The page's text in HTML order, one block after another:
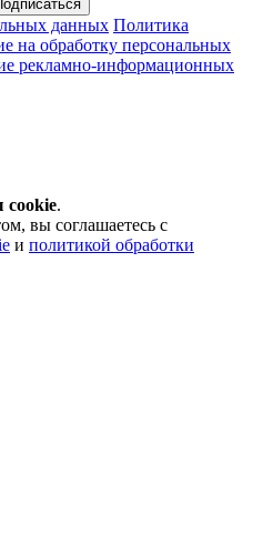
данных Политика
на обработку персональных
рекламно-информационных
cookie.
вы соглашаетесь с
и политикой обработки